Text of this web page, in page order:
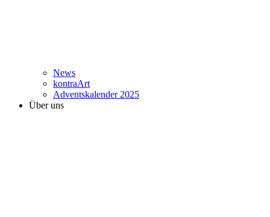
News
kontraArt
Adventskalender 2025
Über uns